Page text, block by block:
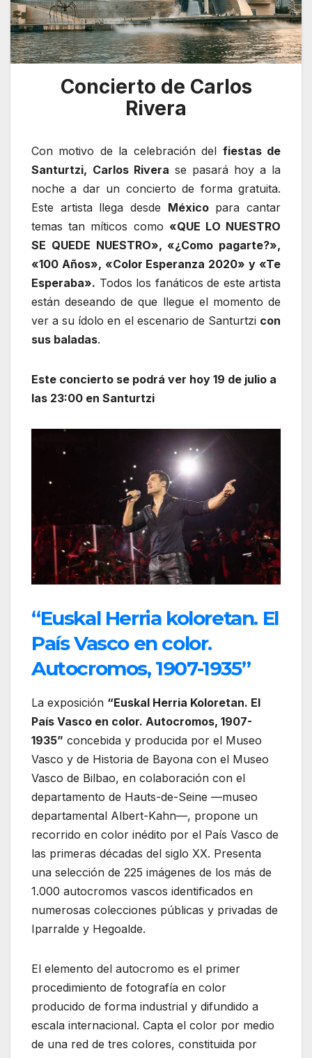
Concierto de Carlos
Rivera
Con motivo de la celebración del fiestas de
Santurtzi, Carlos Rivera se pasará hoy a la
noche a dar un concierto de forma gratuita.
Este artista llega desde Méxicopara cantar
temas tan míticos como «QUE LO NUESTRO
SE QUEDE NUESTRO», «¿Como pagarte?»,
«100 Años», «Color Esperanza 2020» y «Te
Esperaba». Todos los fanáticos de este artista
están deseando de que llegue el momento de
ver a su ídolo en el escenario de Santurtzi con
sus baladas.
Este concierto se podrá ver hoy 19 de julio a
las 23:00 en Santurtzi
“Euskal Herria koloretan. El
País Vasco en color.
Autocromos, 1907-1935”
La exposición “Euskal Herria Koloretan. El
País Vasco en color. Autocromos, 1907-
1935” concebida y producida por el Museo
Vasco y de Historia de Bayona con el Museo
Vasco de Bilbao, en colaboración con el
departamento de Hauts-de-Seine —museo
departamental Albert-Kahn—, propone un
recorrido en color inédito por el País Vasco de
las primeras décadas del siglo XX. Presenta
una selección de 225 imágenes de los más de
1.000 autocromos vascos identificados en
numerosas colecciones públicas y privadas de
Iparralde y Hegoalde.
El elemento del autocromo es el primer
procedimiento de fotografía en color
producido de forma industrial y difundido a
escala internacional. Capta el color por medio
de una red de tres colores, constituida por